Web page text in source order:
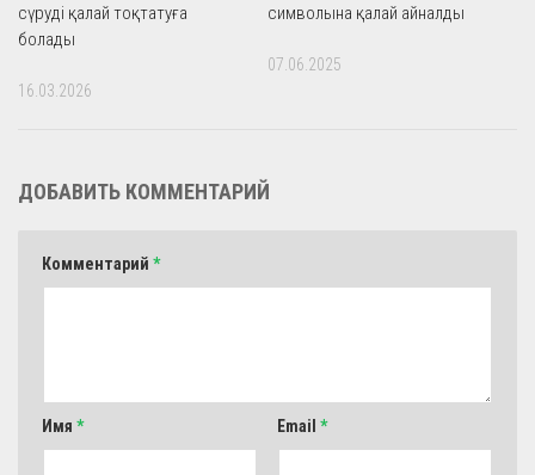
сүруді қалай тоқтатуға
болады
16.03.2026
символына қалай айналды
07.06.2025
ДОБАВИТЬ КОММЕНТАРИЙ
Комментарий *
Имя * Email *